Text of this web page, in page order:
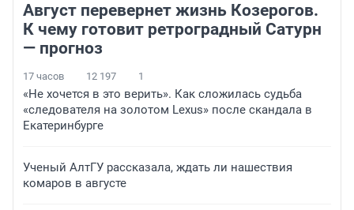
Август перевернет жизнь Козерогов.
К чему готовит ретроградный Сатурн
— прогноз
17 часов 12 197 1
«Не хочется в это верить». Как сложилась судьба
«следователя на золотом Lexus» после скандала в
Екатеринбурге
Ученый АлтГУ рассказала, ждать ли нашествия
комаров в августе